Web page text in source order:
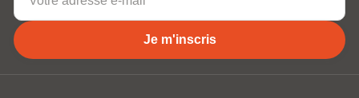
Je m'inscris